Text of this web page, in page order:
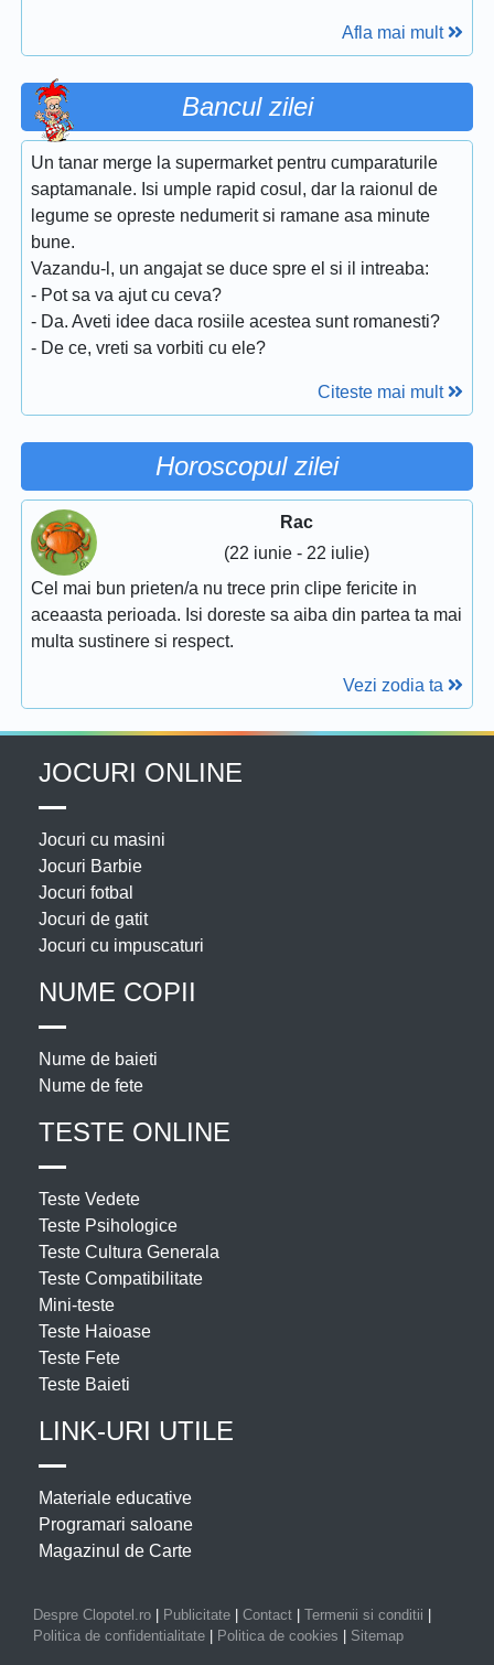
Afla mai mult
Bancul zilei
Un tanar merge la supermarket pentru cumparaturile
saptamanale. Isi umple rapid cosul, dar la raionul de
legume se opreste nedumerit si ramane asa minute
bune.
Vazandu-l, un angajat se duce spre el si il intreaba:
- Pot sa va ajut cu ceva?
- Da. Aveti idee daca rosiile acestea sunt romanesti?
- De ce, vreti sa vorbiti cu ele?
Citeste mai mult
Horoscopul zilei
Rac
(22 iunie - 22 iulie)
Cel mai bun prieten/a nu trece prin clipe fericite in
aceaasta perioada. Isi doreste sa aiba din partea ta mai
multa sustinere si respect.
Vezi zodia ta
JOCURI ONLINE
Jocuri cu masini
Jocuri Barbie
Jocuri fotbal
Jocuri de gatit
Jocuri cu impuscaturi
NUME COPII
Nume de baieti
Nume de fete
TESTE ONLINE
Teste Vedete
Teste Psihologice
Teste Cultura Generala
Teste Compatibilitate
Mini-teste
Teste Haioase
Teste Fete
Teste Baieti
LINK-URI UTILE
Materiale educative
Programari saloane
Magazinul de Carte
Despre Clopotel.ro Publicitate Contact Termenii si conditii
Politica de confidentialitate
Politica de cookies Sitemap